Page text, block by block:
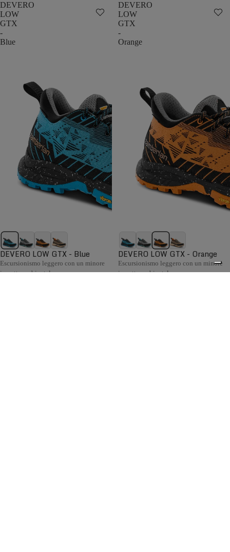
DEVERO
LOW
GTX
-
Blue
DEVERO LOW GTX - Blue
Escursionismo leggero con un minore
impatto ambientale.
DEVERO
LOW
GTX
-
Orange
DEVERO LOW GTX - Orange
Escursionismo leggero con un minore
impatto ambientale.